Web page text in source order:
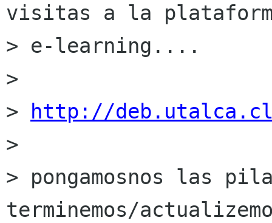
visitas a la
> e-learning....
>
>
http://
>
> pongamosnos las
terminemos/